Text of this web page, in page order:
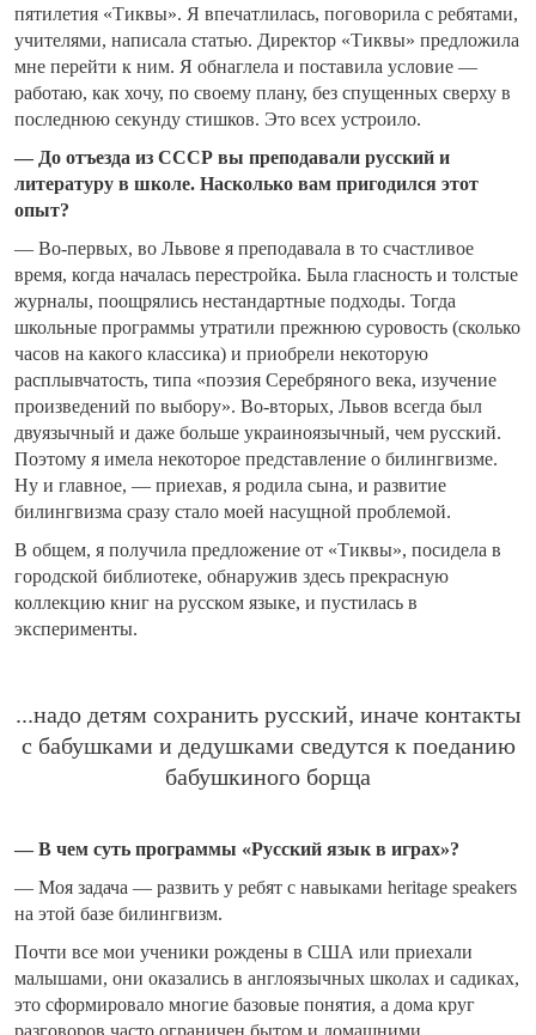
пятилетия «Тиквы». Я впечатлилась, поговорила с ребятами,
учителями, написала статью. Директор «Тиквы» предложила
мне перейти к ним. Я обнаглела и поставила условие —
работаю, как хочу, по своему плану, без спущенных сверху в
последнюю секунду стишков. Это всех устроило.
— До отъезда из СССР вы преподавали русский и
литературу в школе. Насколько вам пригодился этот
опыт?
— Во-первых, во Львове я преподавала в то счастливое
время, когда началась перестройка. Была гласность и толстые
журналы, поощрялись нестандартные подходы. Тогда
школьные программы утратили прежнюю суровость (сколько
часов на какого классика) и приобрели некоторую
расплывчатость, типа «поэзия Серебряного века, изучение
произведений по выбору». Во-вторых, Львов всегда был
двуязычный и даже больше украиноязычный, чем русский.
Поэтому я имела некоторое представление о билингвизме.
Ну и главное, — приехав, я родила сына, и развитие
билингвизма сразу стало моей насущной проблемой.
В общем, я получила предложение от «Тиквы», посидела в
городской библиотеке, обнаружив здесь прекрасную
коллекцию книг на русском языке, и пустилась в
эксперименты.
...надо детям сохранить русский, иначе контакты
с бабушками и дедушками сведутся к поеданию
бабушкиного борща
— В чем суть программы «Русский язык в играх»?
— Моя задача — развить у ребят с навыками heritage speakers
на этой базе билингвизм.
Почти все мои ученики рождены в США или приехали
малышами, они оказались в англоязычных школах и садиках,
это сформировало многие базовые понятия, а дома круг